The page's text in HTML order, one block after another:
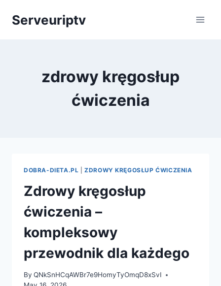
Serveuriptv
zdrowy kręgosłup
ćwiczenia
DOBRA-DIETA.PL |ZDROWY KRĘGOSŁUP ĆWICZENIA
Zdrowy kręgosłup
ćwiczenia –
kompleksowy
przewodnik dla każdego
By QNkSnHCqAWBr7e9HomyTyOmqD8xSvI